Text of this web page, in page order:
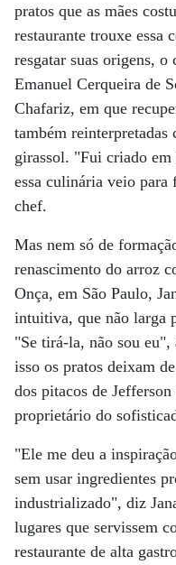
pratos que as mães
restaurante trouxe essa
resgatar suas origens,
Emanuel Cerqueira de
Chafariz, em que
também reinterpretadas
girassol. "Fui criado
essa culinária veio para
chef.
Mas nem só de
renascimento do arroz
Onça, em São Paulo,
intuitiva, que não larga
"Se tirá-la, não sou
isso os pratos deixam
dos pitacos de
proprietário do
"Ele me deu a
sem usar ingredientes
industrializado", diz
lugares que servissem
restaurante de alta